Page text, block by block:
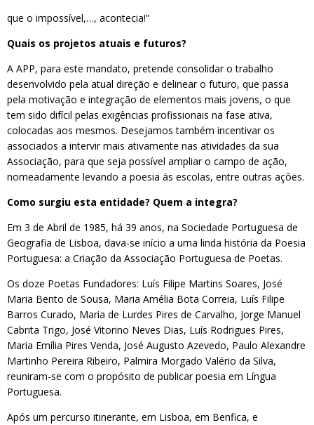
que o impossível,…, acontecia!”
Quais os projetos atuais e futuros?
A APP, para este mandato, pretende consolidar o trabalho
desenvolvido pela atual direção e delinear o futuro, que passa
pela motivação e integração de elementos mais jovens, o que
tem sido difícil pelas exigências profissionais na fase ativa,
colocadas aos mesmos. Desejamos também incentivar os
associados a intervir mais ativamente nas atividades da sua
Associação, para que seja possível ampliar o campo de ação,
nomeadamente levando a poesia às escolas, entre outras ações.
Como surgiu esta entidade? Quem a integra?
Em 3 de Abril de 1985, há 39 anos, na Sociedade Portuguesa de
Geografia de Lisboa, dava-se início a uma linda história da Poesia
Portuguesa: a Criação da Associação Portuguesa de Poetas.
Os doze Poetas Fundadores: Luís Filipe Martins Soares, José
Maria Bento de Sousa, Maria Amélia Bota Correia, Luís Filipe
Barros Curado, Maria de Lurdes Pires de Carvalho, Jorge Manuel
Cabrita Trigo, José Vitorino Neves Dias, Luís Rodrigues Pires,
Maria Emília Pires Venda, José Augusto Azevedo, Paulo Alexandre
Martinho Pereira Ribeiro, Palmira Morgado Valério da Silva,
reuniram-se com o propósito de publicar poesia em Língua
Portuguesa.
Após um percurso itinerante, em Lisboa, em Benfica, e